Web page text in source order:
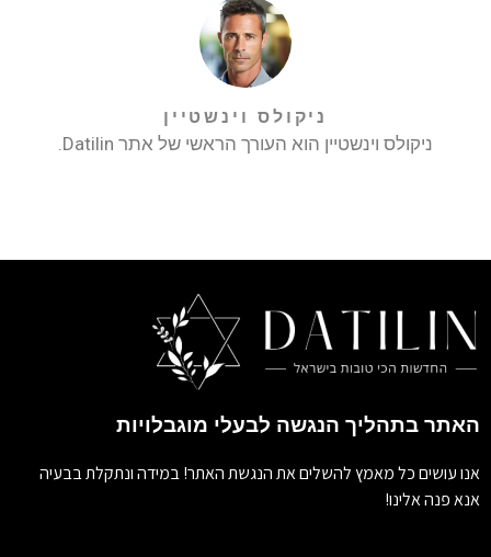
ניקולס וינשטיין
ניקולס וינשטיין הוא העורך הראשי של אתר Datilin.
האתר בתהליך הנגשה לבעלי מוגבלויות
אנו עושים כל מאמץ להשלים את הנגשת האתר! במידה ונתקלת בבעיה
אנא פנה אלינו!